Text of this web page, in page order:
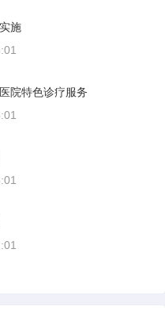
施
院特色诊疗服务